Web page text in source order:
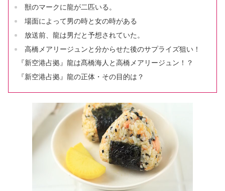
獣のマークに龍が二匹いる。
場面によって男の時と女の時がある
放送前、龍は男だと予想されていた。
高橋メアリージュンと分からせた後のサプライズ狙い！
『新空港占拠』龍は髙橋海人と高橋メアリージュン！？
『新空港占拠』龍の正体・その目的は？